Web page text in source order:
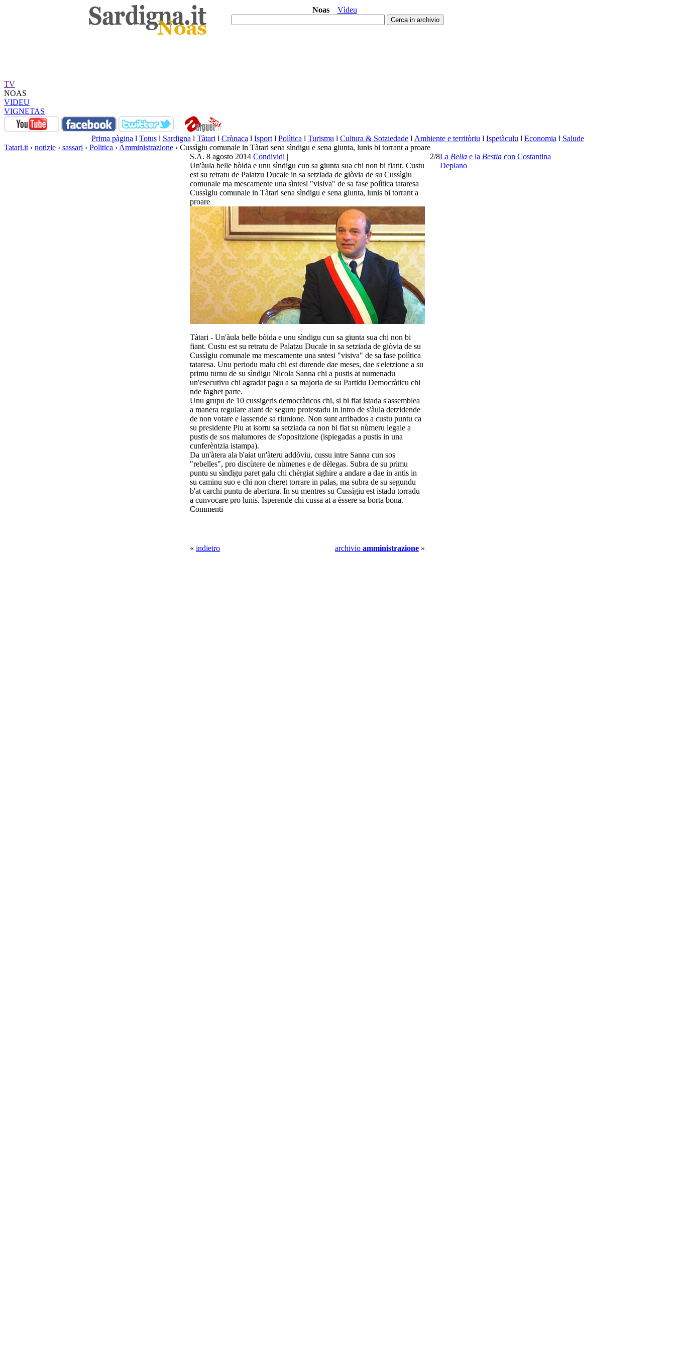
Noas Vìdeu
TV
NOAS
VIDEU
VIGNETAS
Prima pàgina l Totusl Sardigna l Tàtari l Crònaca l Isportl Polìtica l Turismu l Cultura & Sotziedadel Ambiente e territòriu l Ispetàculu l Economia l Salude
Tatari.it › notizie › sassari › Politica › Amministrazione › Cussìgiu comunale in Tàtari sena sìndigu e sena giunta, lunis bi torrant a proare
S.A. 8 agosto 2014 Condividi |
Un'àula belle bòida e unu sìndigu cun sa giunta sua chi non bi fiant. Custu
est su retratu de Palatzu Ducale in sa setziada de giòvia de su Cussìgiu
comunale ma mescamente una sìntesi "visiva" de sa fase polìtica tataresa
Cussìgiu comunale in Tàtari sena sìndigu e sena giunta, lunis bi torrant a
proare
Tàtari - Un'àula belle bòida e unu sìndigu cun sa giunta sua chi non bi
fiant. Custu est su retratu de Palatzu Ducale in sa setziada de giòvia de su
Cussìgiu comunale ma mescamente una sntesi "visiva" de sa fase polìtica
tataresa. Unu periodu malu chi est durende dae meses, dae s'eletzione a su
primu turnu de su sìndigu Nicola Sanna chi a pustis at numenadu
un'esecutivu chi agradat pagu a sa majoria de su Partidu Democràticu chi
nde faghet parte.
Unu grupu de 10 cussigeris democràticos chi, si bi fiat istada s'assemblea
a manera regulare aiant de seguru protestadu in intro de s'àula detzidende
de non votare e lassende sa riunione. Non sunt arribados a custu puntu ca
su presidente Piu at isortu sa setziada ca non bi fiat su nùmeru legale a
pustis de sos malumores de s'opositzione (ispiegadas a pustis in una
cunferèntzia istampa).
Da un'àtera ala b'aiat un'àteru addòviu, cussu intre Sanna cun sos
"rebelles", pro discùtere de nùmenes e de dèlegas. Subra de su primu
puntu su sìndigu paret galu chi chèrgiat sighire a andare a dae in antis in
su caminu suo e chi non cheret torrare in palas, ma subra de su segundu
b'at carchi puntu de abertura. In su mentres su Cussìgiu est istadu torradu
a cunvocare pro lunis. Isperende chi cussa at a èssere sa borta bona.
Commenti
« indietro archivio amministrazione »
2/8La Bella e la Bestia con Costantina
Deplano